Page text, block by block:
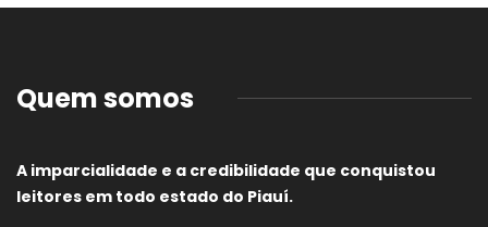
Quem somos
A imparcialidade e a credibilidade que conquistou
leitores em todo estado do Piauí.